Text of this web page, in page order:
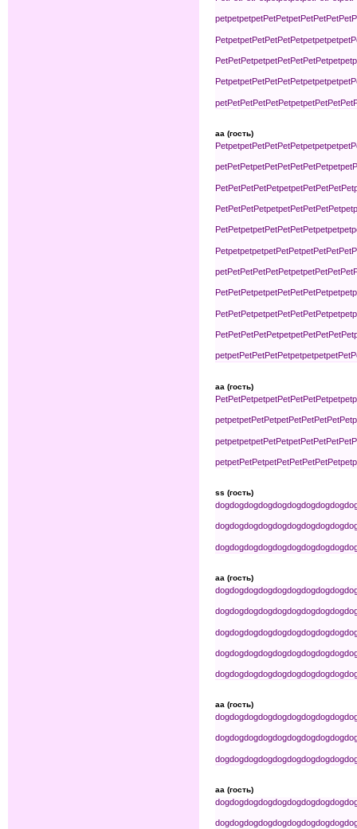
petpetpetpetPetPetpetPetPetPetPet
PetpetpetPetPetPetPetpetpetpetpet
PetPetPetpetpetPetPetPetPetpetpet
PetpetpetPetPetPetPetpetpetpetpet
petPetPetPetPetPetpetpetPetPetPet
aa (гость)
PetpetpetPetPetPetPetpetpetpetpet
petPetPetpetPetPetPetPetPetpetpet
PetPetPetPetPetpetpetPetPetPetPet
PetPetPetPetpetpetPetPetPetPetpet
PetPetpetpetPetPetPetPetpetpetpet
PetpetpetpetpetPetPetpetPetPetPet
petPetPetPetPetPetpetpetPetPetPet
PetPetPetpetpetPetPetPetPetpetpet
PetPetPetpetpetPetPetPetPetpetpet
PetPetPetPetPetpetpetPetPetPetPet
petpetPetPetPetPetpetpetpetpetPet
aa (гость)
PetPetPetpetpetPetPetPetPetpetpet
petpetpetPetPetpetPetPetPetPetPet
petpetpetpetPetPetpetPetPetPetPet
petpetPetPetpetPetPetPetPetPetpet
ss (гость)
dogdogdogdogdogdogdogdogdog
dogdogdogdogdogdogdogdogdog
dogdogdogdogdogdogdogdogdog
aa (гость)
dogdogdogdogdogdogdogdogdog
dogdogdogdogdogdogdogdogdog
dogdogdogdogdogdogdogdogdog
dogdogdogdogdogdogdogdogdog
dogdogdogdogdogdogdogdogdog
aa (гость)
dogdogdogdogdogdogdogdogdog
dogdogdogdogdogdogdogdogdog
dogdogdogdogdogdogdogdogdog
aa (гость)
dogdogdogdogdogdogdogdogdog
dogdogdogdogdogdogdogdogdog